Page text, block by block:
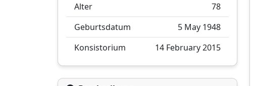
Alter
78
Geburtsdatum
5 May 1948
Konsistorium
14 February 2015